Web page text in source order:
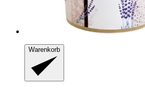
Warenkorb